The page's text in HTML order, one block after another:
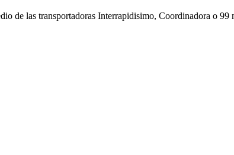
de las transportadoras Interrapidisimo, Coordinadora o